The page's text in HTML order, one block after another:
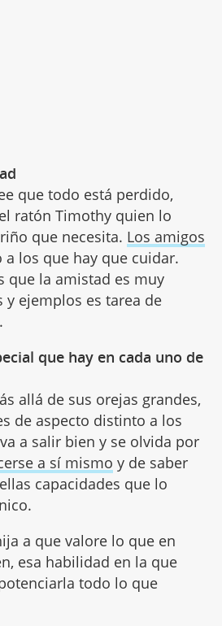
que todo está perdido,
ratón Timothy quien lo
que necesita. Los amigos
los que hay que cuidar.
que la amistad es muy
y ejemplos es tarea de
que hay en cada uno de
allá de sus orejas grandes,
de aspecto distinto a los
a salir bien y se olvida por
a sí mismo y de saber
capacidades que lo
a que valore lo que en
esa habilidad en la que
todo lo que